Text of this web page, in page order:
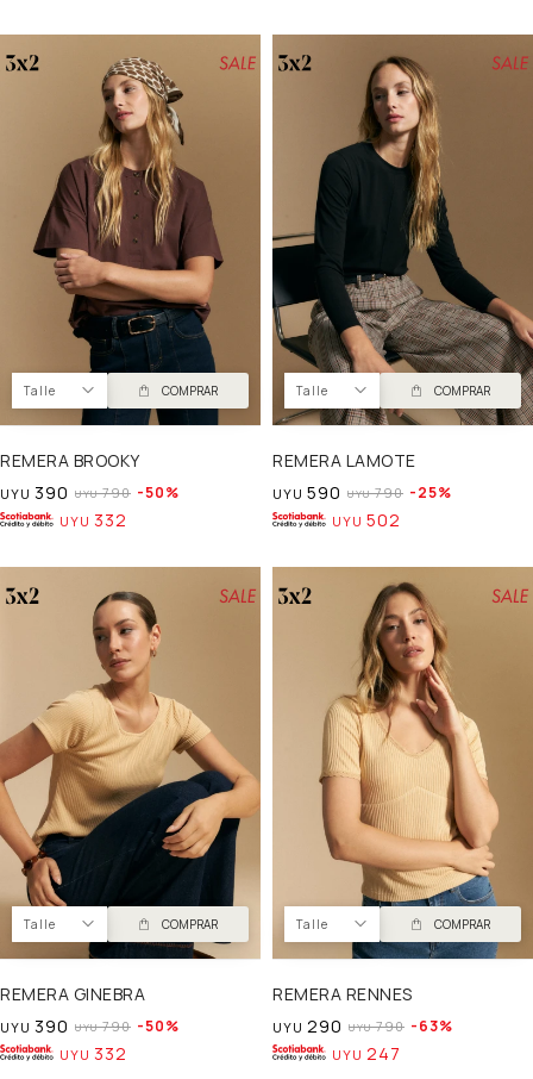
Talle COMPRAR
REMERA BROOKY
UYU 390 UYU 790 50
UYU 332
Talle COMPRAR
REMERA LAMOTE
UYU 590 UYU 790 25
UYU 502
Talle COMPRAR
REMERA GINEBRA
UYU 390 UYU 790 50
UYU 332
Talle COMPRAR
REMERA RENNES
UYU 290 UYU 790 63
UYU 247